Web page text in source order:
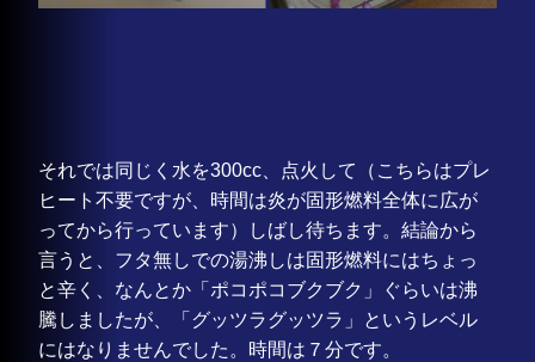
それでは同じく水を300cc、点火して（こちらはプレ
ヒート不要ですが、時間は炎が固形燃料全体に広が
ってから行っています）しばし待ちます。結論から
言うと、フタ無しでの湯沸しは固形燃料にはちょっ
と辛く、なんとか「ポコポコブクブク」ぐらいは沸
騰しましたが、「グッツラグッツラ」というレベル
にはなりませんでした。時間は７分です。